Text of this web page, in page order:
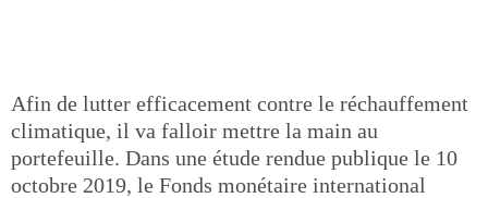
Afin de lutter efficacement contre le réchauffement
climatique, il va falloir mettre la main au
portefeuille. Dans une étude rendue publique le 10
octobre 2019, le Fonds monétaire international